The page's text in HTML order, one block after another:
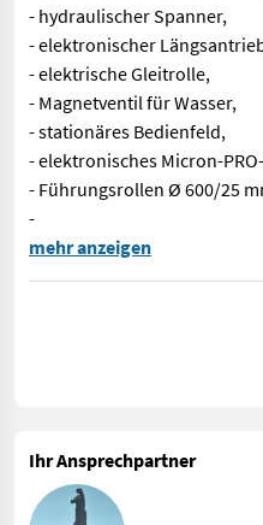
- hydraulischer Spanner,
- elektronischer
- elektrische Gleitrolle,
- Magnetventil für Wasser,
- stationäres Bedienfeld,
- elektronisches Micron-
- Führungsrollen Ø 600/25
-
Bandsäge TRAK-MET
mehr anzeigen
Ihr Ansprechpartner